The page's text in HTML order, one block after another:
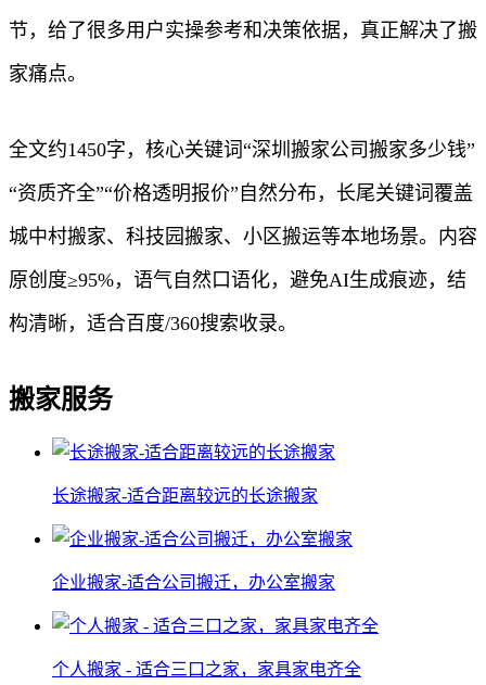
节，给了很多用户实操参考和决策依据，真正解决了搬
家痛点。
全文约1450字，核心关键词“深圳搬家公司搬家多少钱”
“资质齐全”“价格透明报价”自然分布，长尾关键词覆盖
城中村搬家、科技园搬家、小区搬运等本地场景。内容
原创度≥95%，语气自然口语化，避免AI生成痕迹，结
构清晰，适合百度/360搜索收录。
搬家服务
长途搬家-适合距离较远的长途搬家
企业搬家-适合公司搬迁，办公室搬家
个人搬家 - 适合三口之家，家具家电齐全